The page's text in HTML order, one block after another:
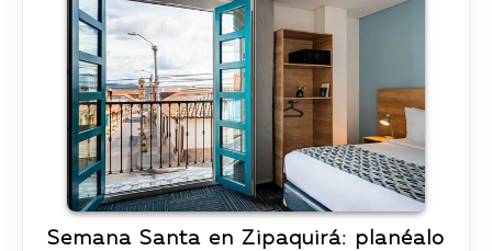
Semana Santa en Zipaquirá: planéalo